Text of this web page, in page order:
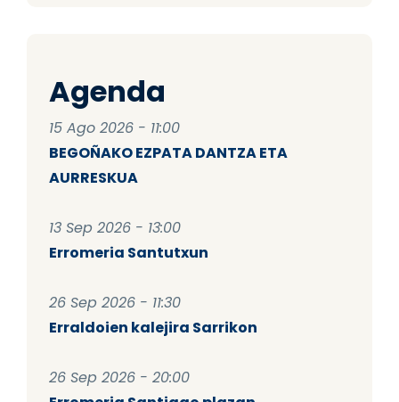
Agenda
15 Ago 2026 - 11:00
BEGOÑAKO EZPATA DANTZA ETA
AURRESKUA
13 Sep 2026 - 13:00
Erromeria Santutxun
26 Sep 2026 - 11:30
Erraldoien kalejira Sarrikon
26 Sep 2026 - 20:00